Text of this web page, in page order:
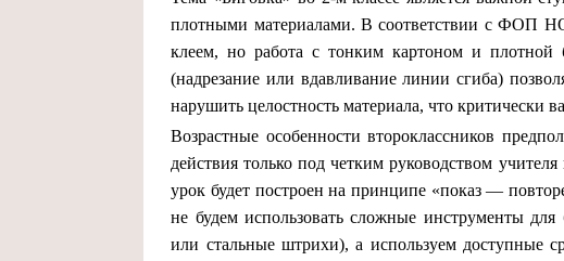
плотными материалами. В соответствии с ФОП
клеем, но работа с тонким картоном и плотной
(надрезание или вдавливание линии сгиба)
нарушить целостность материала, что критически
Возрастные особенности второклассников
действия только под четким руководством
урок будет построен на принципе «показ —
не будем использовать сложные инструменты
или стальные штрихи), а используем доступные